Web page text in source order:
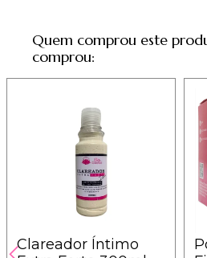
Quem comprou este
comprou:
Clareador Íntimo